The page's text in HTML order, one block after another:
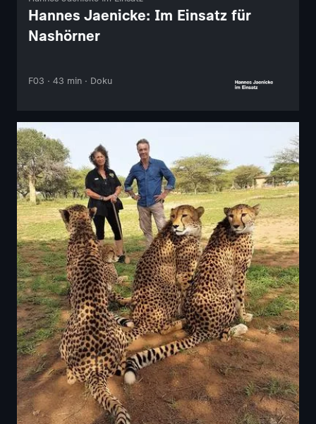
Hannes Jaenicke: Im Einsatz für
Nashörner
F03 · 43 min · Doku